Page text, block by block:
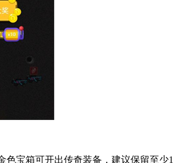
色宝箱可开出传奇装备，建议保留至少1